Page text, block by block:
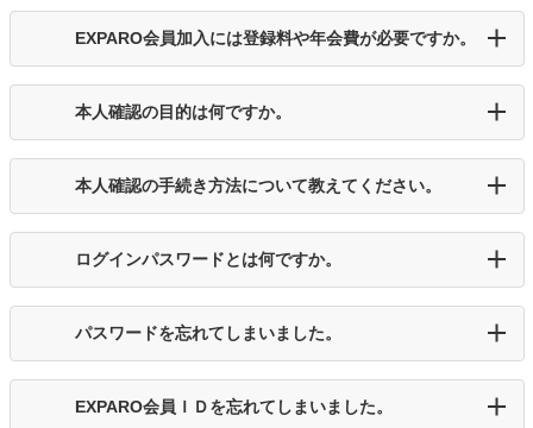
EXPARO会員加入には登録料や年会費が必要ですか。
本人確認の目的は何ですか。
本人確認の手続き方法について教えてください。
ログインパスワードとは何ですか。
パスワードを忘れてしまいました。
EXPARO会員ＩＤを忘れてしまいました。